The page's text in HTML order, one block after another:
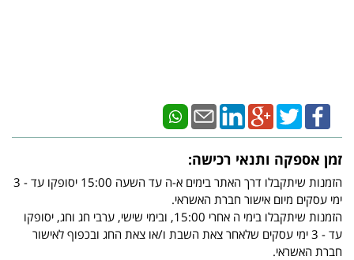
זמן אספקה ותנאי רכישה:
הזמנות שיתקבלו דרך האתר בימים א-ה עד השעה 15:00 יסופקו עד - 3
ימי עסקים מיום אישור חברת האשראי.
הזמנות שיתקבלו בימי ה אחרי 15:00, ובימי שישי, ערבי חג וחג, יסופקו
עד - 3 ימי עסקים שלאחר צאת השבת ו/או צאת החג ובכפוף לאישור
חברת האשראי.